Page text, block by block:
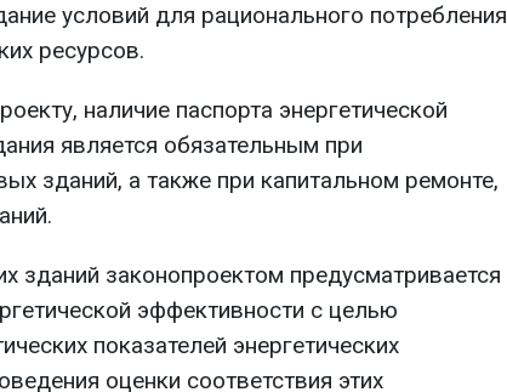
условий для рационального потребления
ресурсов.
наличие паспорта энергетической
является обязательным при
зданий, а также при капитальном ремонте,
зданий законопроектом предусматривается
эффективности с целью
показателей энергетических
оценки соответствия этих